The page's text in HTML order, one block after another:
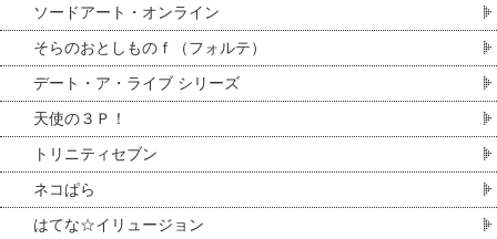
ソードアート・オンライン
そらのおとしものｆ（フォルテ）
デート・ア・ライブ シリーズ
天使の３Ｐ！
トリニティセブン
ネコぱら
はてな☆イリュージョン